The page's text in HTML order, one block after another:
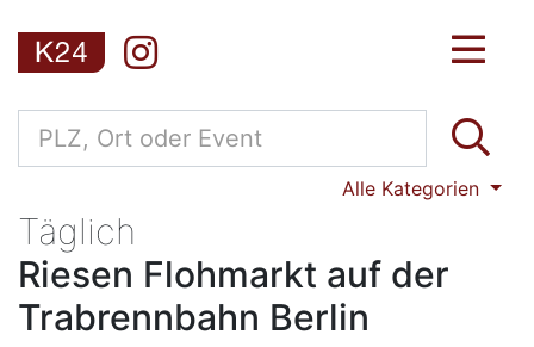
Alle Kategorien
Täglich
Riesen Flohmarkt auf der
Trabrennbahn Berlin